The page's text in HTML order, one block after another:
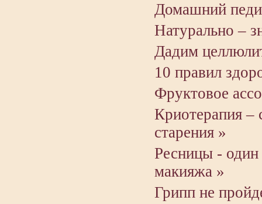
Домашний
Натурально –
Дадим
10 правил
Фруктовое
Криотерапия –
старения »
Ресницы -
макияжа »
Грипп не